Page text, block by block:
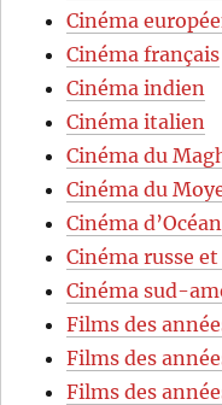
Cinéma
Cinéma français
Cinéma indien
Cinéma italien
Cinéma du
Cinéma du
Cinéma
Cinéma russe
Cinéma sud-
Films des
Films des
Films des